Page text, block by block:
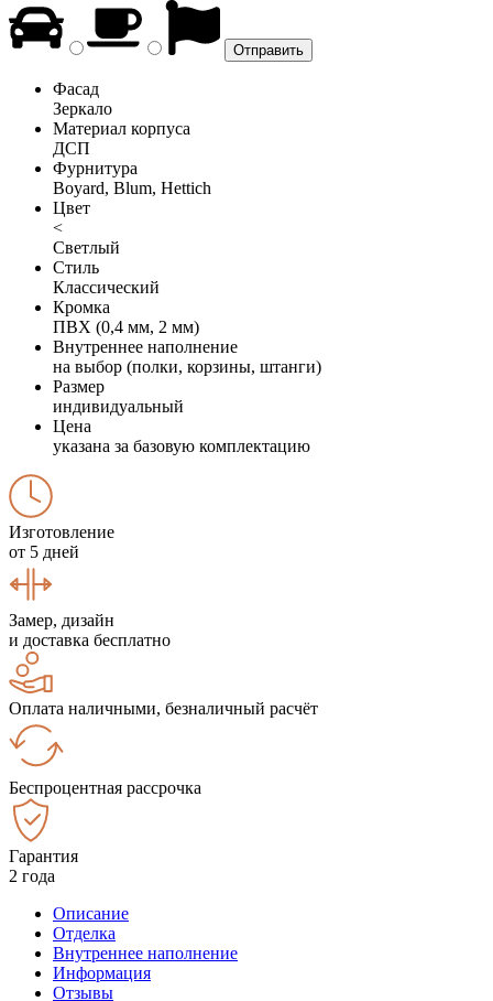
Фасад
Зеркало
Материал корпуса
ДСП
Фурнитура
Boyard, Blum, Hettich
Цвет
<
Светлый
Стиль
Классический
Кромка
ПВХ (0,4 мм, 2 мм)
Внутреннее наполнение
на выбор (полки, корзины, штанги)
Размер
индивидуальный
Цена
указана за базовую комплектацию
Изготовление
от 5 дней
Замер, дизайн
и доставка бесплатно
Оплата наличными, безналичный расчёт
Беспроцентная рассрочка
Гарантия
2 года
Описание
Отделка
Внутреннее наполнение
Информация
Отзывы